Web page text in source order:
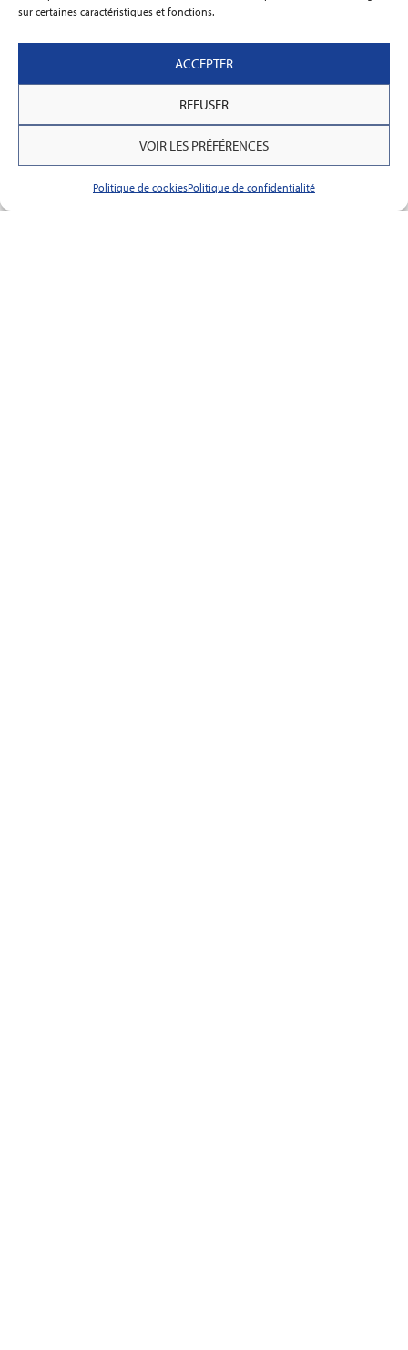
sur certaines caractéristiques et fonctions.
ACCEPTER
REFUSER
VOIR LES PRÉFÉRENCES
Politique de cookiesPolitique de confidentialité